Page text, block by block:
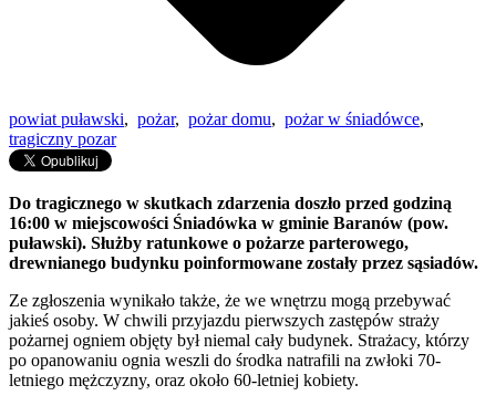
powiat puławski, pożar, pożar domu, pożar w śniadówce,
tragiczny pozar
Do tragicznego w skutkach zdarzenia doszło przed godziną
16:00 w miejscowości Śniadówka w gminie Baranów (pow.
puławski). Służby ratunkowe o pożarze parterowego,
drewnianego budynku poinformowane zostały przez sąsiadów.
Ze zgłoszenia wynikało także, że we wnętrzu mogą przebywać
jakieś osoby. W chwili przyjazdu pierwszych zastępów straży
pożarnej ogniem objęty był niemal cały budynek. Strażacy, którzy
po opanowaniu ognia weszli do środka natrafili na zwłoki 70-
letniego mężczyzny, oraz około 60-letniej kobiety.